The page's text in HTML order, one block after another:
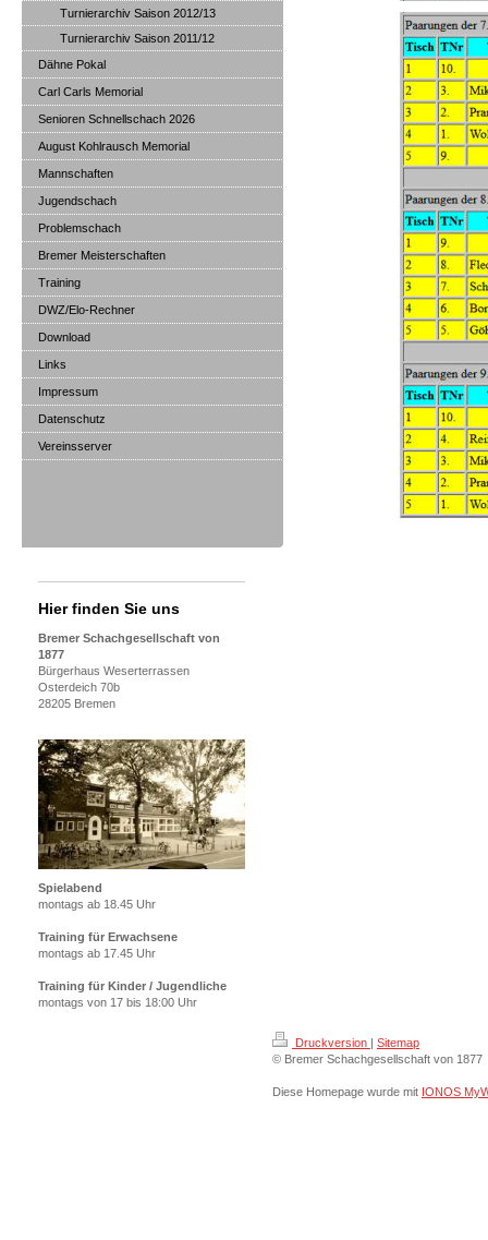
Turnierarchiv Saison 2012/13
Turnierarchiv Saison 2011/12
Dähne Pokal
Carl Carls Memorial
Senioren Schnellschach 2026
August Kohlrausch Memorial
Mannschaften
Jugendschach
Problemschach
Bremer Meisterschaften
Training
DWZ/Elo-Rechner
Download
Links
Impressum
Datenschutz
Vereinsserver
Hier finden Sie uns
Bremer Schachgesellschaft von
1877
Bürgerhaus Weserterrassen
Osterdeich 70b
28205 Bremen
Spielabend
montags ab 18.45 Uhr
Training für Erwachsene
montags ab 17.45 Uhr
Training für Kinder / Jugendliche
montags von 17 bis 18:00 Uhr
Druckversion | Sitemap
© Bremer Schachgesellschaft von 1877
Diese Homepage wurde mit IONOS